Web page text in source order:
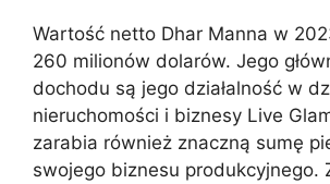
Wartość netto Dhar Manna w
260 milionów dolarów. Jego
dochodu są jego działalność w
nieruchomości i biznesy Live
zarabia również znaczną sumę
swojego biznesu produkcyjnego.